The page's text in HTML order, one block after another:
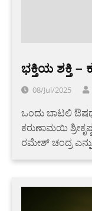
ಭಕ್ತಿಯ ಶಕ್ತಿ –
08/Jul/2025
ಒಂದು ಬಾಟಲಿ
ಕರುಣಾಮಯಿ
ರಮೇಶ್ ಚಂದ್ರ